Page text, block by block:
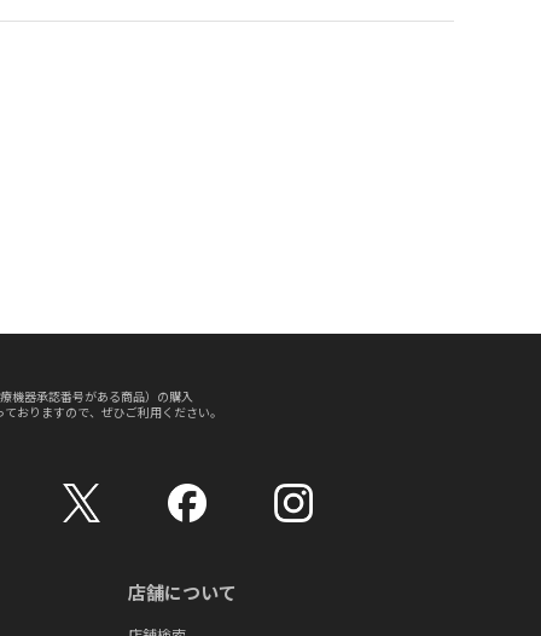
器承認番号がある商品）の購入
おりますので、ぜひご利用ください。
店舗について